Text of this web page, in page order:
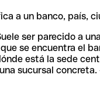
a un banco, país,
ser parecido a
se encuentra el
está la sede
sucursal